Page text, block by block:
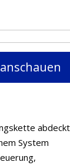
System